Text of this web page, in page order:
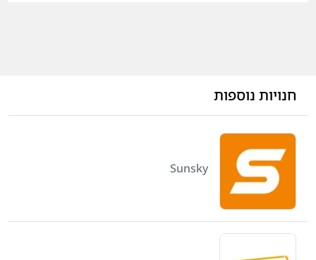
חנויות נוספות
Sunsky